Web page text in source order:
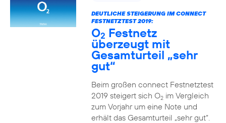
DEUTLICHE STEIGERUNG IM CONNECT
FESTNETZTEST 2019:
O2 Festnetz
überzeugt mit
Gesamturteil „sehr
gut“
Beim großen connect Festnetztest
2019 steigert sich O2im Vergleich
zum Vorjahr um eine Note und
erhält das Gesamturteil „sehr gut“.